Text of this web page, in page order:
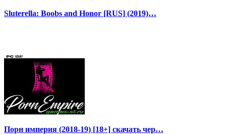
Sluterella: Boobs and Honor [RUS] (2019)…
Порн империя (2018-19) [18+] скачать чер…